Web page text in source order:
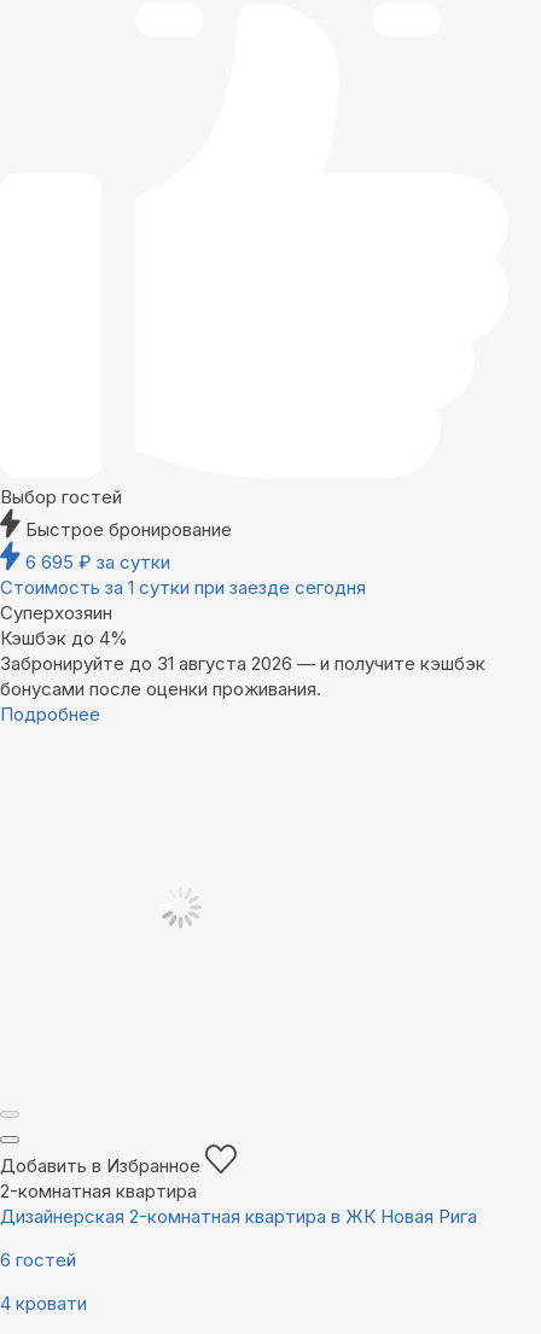
Выбор гостей
Быстрое бронирование
6 695 ₽ за сутки
Стоимость за 1 сутки при заезде сегодня
Суперхозяин
Кэшбэк до 4%
Забронируйте до 31 августа 2026 — и получите кэшбэк
бонусами после оценки проживания.
Подробнее
Добавить в Избранное
2-комнатная квартира
Дизайнерская 2-комнатная квартира в ЖК Новая Рига
6 гостей
4 кровати